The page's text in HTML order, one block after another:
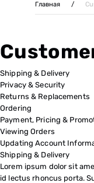
Главная /
Shipping & Delivery
Privacy & Security
Returns & Replacements
Ordering
Payment, Pricing &
Viewing Orders
Updating Account
Shipping & Delivery
Lorem ipsum dolor sit
id lectus rhoncus porta.